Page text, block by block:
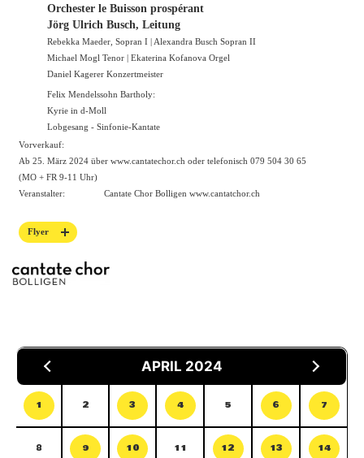
Orchester le Buisson prospérant
Jörg Ulrich Busch, Leitung
Rebekka Maeder, Sopran I | Alexandra Busch Sopran II
Michael Mogl Tenor | Ekaterina Kofanova Orgel
Daniel Kagerer Konzertmeister
Felix Mendelssohn Bartholy:
Kyrie in d-Moll
Lobgesang - Sinfonie-Kantate
Vorverkauf:
Ab 25. März 2024 über www.cantatechor.ch oder telefonisch 079 504 30 65
(MO + FR 9-11 Uhr)
Veranstalter:
Cantate Chor Bolligen www.cantatchor.ch
Flyer
APRIL 2024
1 2 3 4 5 6 7
8 9 10 11 12 13 14